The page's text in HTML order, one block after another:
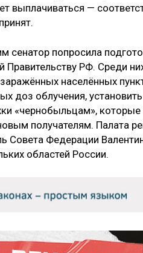
выплачиваться —
сенатор попросила
Правительству РФ. Среди
населённых
доз облучения,
«чернобыльцам»,
получателям. Палата
Совета Федерации
областей России.